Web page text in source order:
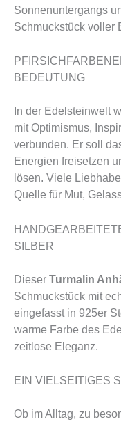
Sonnenuntergangs
Schmuckstück voller
BEDEUTUNG
In der Edelsteinwelt
mit Optimismus,
verbunden. Er soll
Energien freisetzen
lösen. Viele
Quelle für Mut,
SILBER
Dieser Turmalin
Schmuckstück mit
eingefasst in 925er
warme Farbe des
zeitlose Eleganz.
EIN VIELSEITIGES
Ob im Alltag, zu